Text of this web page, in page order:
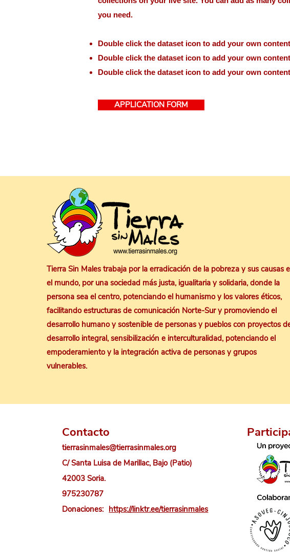
you need.
Double click the dataset icon to add your own
Double click the dataset icon to add your own
Double click the dataset icon to add your own
APPLICATION FORM
Tierra Sin Males trabaja por la erradicación de la pobreza y sus causas
el mundo, por una sociedad más justa, igualitaria y solidaria, donde la
persona sea el centro, potenciando el humanismo y los valores éticos,
facilitando estructuras de comunicación Norte-Sur y promoviendo el
desarrollo humano y sostenible de personas y pueblos con proyectos
desarrollo integral, sensibilización e interculturalidad, potenciando el
empoderamiento y la integración activa de personas y grupos
vulnerables.
Contacto
tierrasinmales@tierrasinmales.org
C/ Santa Luisa de Marillac, Bajo (Patio)
42003 Soria.
975230787
Donaciones: https://linktr.ee/tierrasinmales